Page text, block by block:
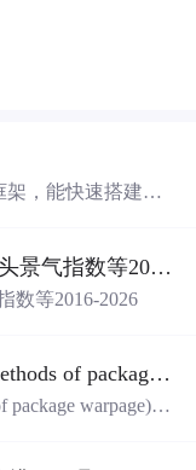
，能快速搭建应
接口代码，一键生
和 Vue3的Arco D
，极易上手、代
能框架性能和并
NPI综合景气指数 NPI集装箱码头景气指数等2016-2026
数等2016-2026
JEITA ED-7306 (Measurement methods of package warpage).pdf
package warpage).p